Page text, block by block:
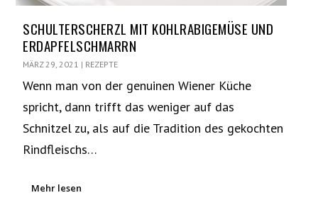
SCHULTERSCHERZL MIT KOHLRABIGEMÜSE UND
ERDAPFELSCHMARRN
MÄRZ 29, 2021 | REZEPTE
Wenn man von der genuinen Wiener Küche
spricht, dann trifft das weniger auf das
Schnitzel zu, als auf die Tradition des gekochten
Rindfleischs…
Mehr lesen